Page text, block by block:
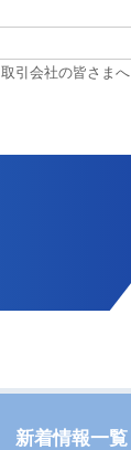
取引会社の皆さまへ
新着情報一覧